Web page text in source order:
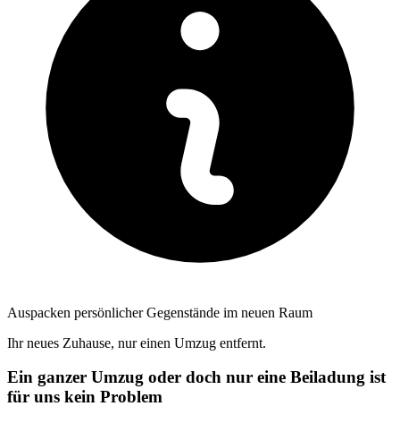
Auspacken persönlicher Gegenstände im neuen Raum
Ihr neues Zuhause, nur einen Umzug entfernt.
Ein ganzer Umzug oder doch nur eine Beiladung ist
für uns kein Problem